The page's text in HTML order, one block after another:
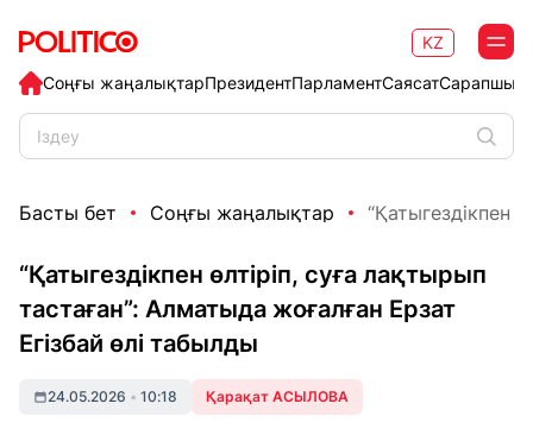
Соңғы жаңалықтарПрезидентПарламентСаясат
KZ
Басты бет Соңғы жаңалықтар “Қатыгездікпен
“Қатыгездікпен өлтіріп, суға лақтырып
тастаған”: Алматыда жоғалған Ерзат
Егізбай өлі табылды
24.05.2026 • 10:18 Қарақат АСЫЛОВА